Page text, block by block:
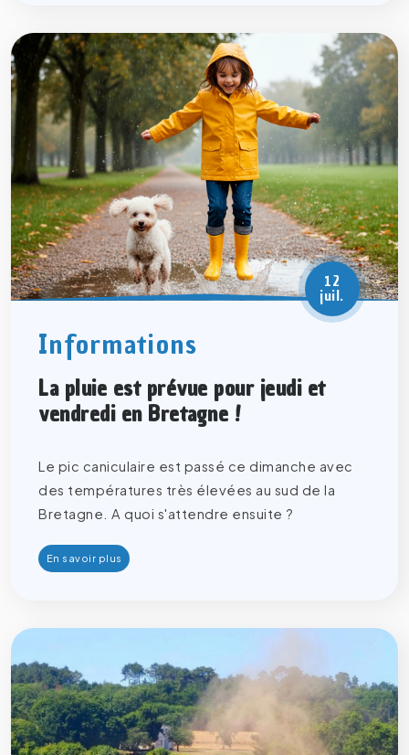
12
juil.
Informations
La pluie est prévue pour jeudi et
vendredi en Bretagne !
Le pic caniculaire est passé ce dimanche avec
des températures très élevées au sud de la
Bretagne. A quoi s'attendre ensuite ?
En savoir plus